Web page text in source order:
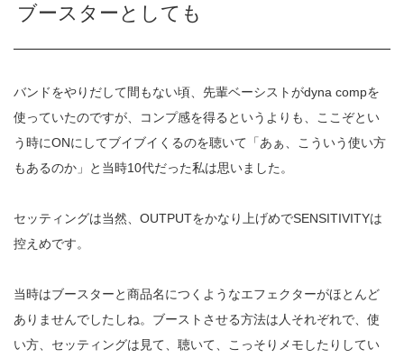
ブースターとしても
バンドをやりだして間もない頃、先輩ベーシストがdyna compを
使っていたのですが、コンプ感を得るというよりも、ここぞとい
う時にONにしてブイブイくるのを聴いて「あぁ、こういう使い方
もあるのか」と当時10代だった私は思いました。
セッティングは当然、OUTPUTをかなり上げめでSENSITIVITYは
控えめです。
当時はブースターと商品名につくようなエフェクターがほとんど
ありませんでしたしね。ブーストさせる方法は人それぞれで、使
い方、セッティングは見て、聴いて、こっそりメモしたりしてい